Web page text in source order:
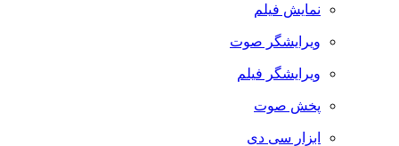
نمایش فیلم
ویرایشگر صوت
ویرایشگر فیلم
پخش صوت
ابزار سی دی